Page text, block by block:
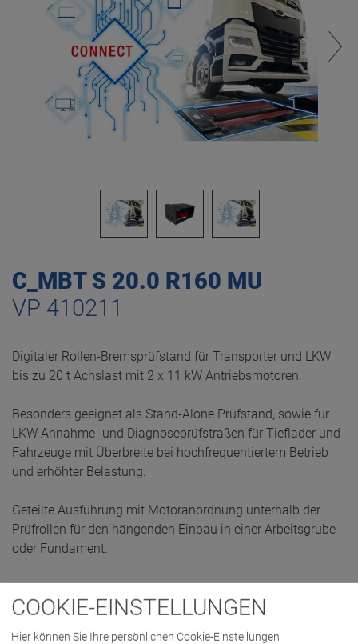
C_MBT S 20.0 R160 MU
VP 410211
Digitaler Rollen-Bremsprüfstand für Transporter und LKW
bis zu 20 t Achslast mit 2 x 11 kW Antriebsmotoren.
Besonders geeignet als Stand-Alone Prüfstand, sowie für
LKW Annahme- und Diagnoseprüfstraßen für Tieflader und
Fahrzeuge mit Überbreite bei hochfrequentiertem Betrieb
und erhöhter Belastung.
Geteilte Ausführung mit Motoranordnung unterhalb der
Prüfrollen für den hängenden Einbau in einer Arbeitsgrube
oder Fundament.
ANGEBOT ANFORDERN
COOKIE-EINSTELLUNGEN
Hier können Sie Ihre persönlichen Cookie-Einstellungen